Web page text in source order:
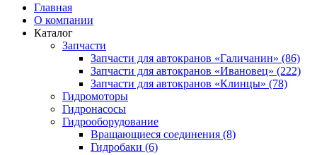
Главная
О компании
Каталог
Запчасти
Запчасти для автокранов «Галичанин» (86)
Запчасти для автокранов «Ивановец» (222)
Запчасти для автокранов «Клинцы» (78)
Гидромоторы
Гидронасосы
Гидрооборудование
Вращающиеся соединения (8)
Гидробаки (6)